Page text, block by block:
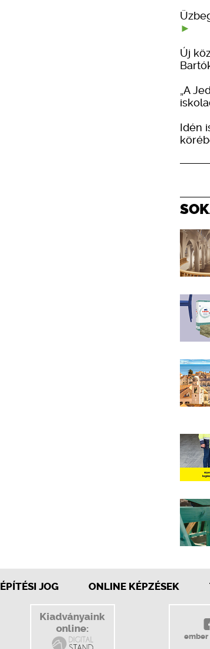
Új
„A
Idén
ÉPÍTÉSI JOG ONLINE KÉPZÉSEK
Kiadványaink
online: